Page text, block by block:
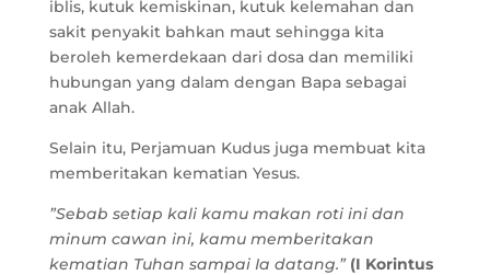
iblis, kutuk kemiskinan, kutuk kelemahan dan
sakit penyakit bahkan maut sehingga kita
beroleh kemerdekaan dari dosa dan memiliki
hubungan yang dalam dengan Bapa sebagai
anak Allah.
Selain itu, Perjamuan Kudus juga membuat kita
memberitakan kematian Yesus.
”Sebab setiap kali kamu makan roti ini dan
minum cawan ini, kamu memberitakan
kematian Tuhan sampai Ia datang.” (I Korintus